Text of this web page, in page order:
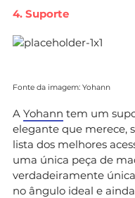
4. Suporte
Fonte da imagem: Yohann
A Yohann tem um
elegante que merece,
lista dos melhores
uma única peça de
verdadeiramente
no ângulo ideal e